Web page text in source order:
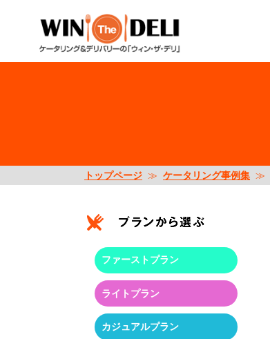
トップページ ≫ ケータリング事例集 ≫
ファーストプラン
ライトプラン
カジュアルプラン